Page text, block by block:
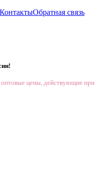
КонтактыОбратная связь
оптовые цены, действующие при